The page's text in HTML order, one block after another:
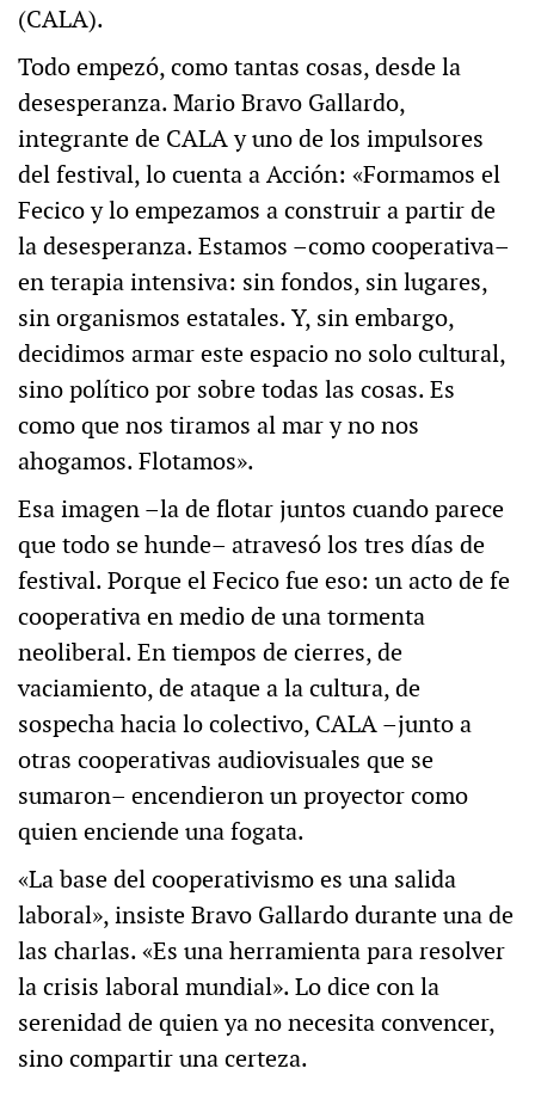
(CALA).
Todo empezó, como tantas cosas, desde la
desesperanza. Mario Bravo Gallardo,
integrante de CALA y uno de los impulsores
del festival, lo cuenta a Acción: «Formamos el
Fecico y lo empezamos a construir a partir de
la desesperanza. Estamos –como cooperativa–
en terapia intensiva: sin fondos, sin lugares,
sin organismos estatales. Y, sin embargo,
decidimos armar este espacio no solo cultural,
sino político por sobre todas las cosas. Es
como que nos tiramos al mar y no nos
ahogamos. Flotamos».
Esa imagen –la de flotar juntos cuando parece
que todo se hunde– atravesó los tres días de
festival. Porque el Fecico fue eso: un acto de fe
cooperativa en medio de una tormenta
neoliberal. En tiempos de cierres, de
vaciamiento, de ataque a la cultura, de
sospecha hacia lo colectivo, CALA –junto a
otras cooperativas audiovisuales que se
sumaron– encendieron un proyector como
quien enciende una fogata.
«La base del cooperativismo es una salida
laboral», insiste Bravo Gallardo durante una de
las charlas. «Es una herramienta para resolver
la crisis laboral mundial». Lo dice con la
serenidad de quien ya no necesita convencer,
sino compartir una certeza.